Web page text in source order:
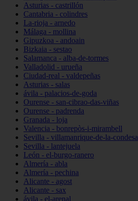
Asturias - castrillón
Cantabria - colindres
La-rioja - arnedo
Málaga - mollina
Gipuzkoa - andoain
Bizkaia - sestao
Salamanca - alba-de-tormes
Valladolid - urueña
Ciudad-real - valdepeñas
Asturias - salas
ávila - palacios-de-goda
Ourense - san-cibrao-das-viñas
Ourense - padrenda
Granada - loja
Valencia - bonrepòs-i-mirambell
Sevilla - villamanrique-de-la-condesa
Sevilla - lantejuela
León - el-burgo-ranero
Almería - abla
Almería - pechina
Alicante - agost
Alicante - sax
ávila - el-arenal